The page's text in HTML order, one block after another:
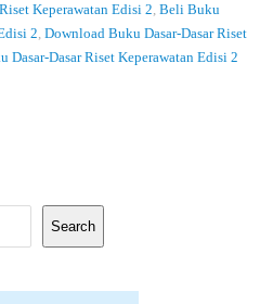
Keperawatan Edisi 2, Beli Buku
2, Download Buku Dasar-Dasar Riset
Dasar-Dasar Riset Keperawatan Edisi 2
Search